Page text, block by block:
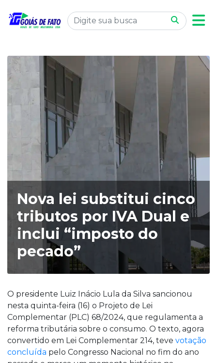
Nova lei substitui cinco
tributos por IVA Dual e
inclui “imposto do
pecado”
O presidente Luiz Inácio Lula da Silva sancionou
nesta quinta-feira (16) o Projeto de Lei
Complementar (PLC) 68/2024, que regulamenta a
reforma tributária sobre o consumo. O texto, agora
convertido em Lei Complementar 214, teve votação
concluída pelo Congresso Nacional no fim do ano